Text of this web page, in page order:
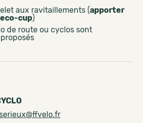
aux ravitaillements (apporter
cup)
de route ou cyclos sont